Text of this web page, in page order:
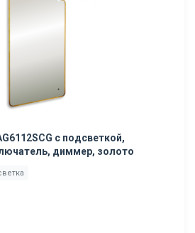
с подсветкой,
диммер, золото